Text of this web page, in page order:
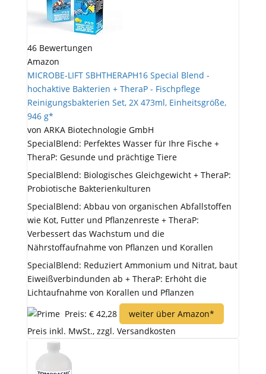
46 Bewertungen
Amazon
MICROBE-LIFT SBHTHERAPH16 Special Blend -
hochaktive Bakterien + TheraP - Fischpflege
Reinigungsbakterien Set, 2X 473ml, Einheitsgröße,
946 g*
von ARKA Biotechnologie GmbH
SpecialBlend: Perfektes Wasser für Ihre Fische +
TheraP: Gesunde und prächtige Tiere
SpecialBlend: Biologisches Gleichgewicht + TheraP:
Probiotische Bakterienkulturen
SpecialBlend: Abbau von organischen Abfallstoffen
wie Kot, Futter und Pflanzenreste + TheraP:
Verbessert das Wachstum und die
Nährstoffaufnahme von Pflanzen und Korallen
SpecialBlend: Reduziert Ammonium und Nitrat, baut
Eiweißverbindunden ab + TheraP: Erhöht die
Lichtaufnahme von Korallen und Pflanzen
Preis: € 42,28
weiter über Amazon*
Preis inkl. MwSt., zzgl. Versandkosten